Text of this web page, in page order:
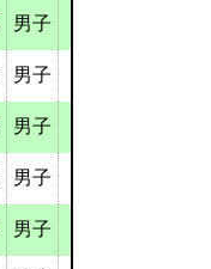
男子
男子
男子
男子
男子